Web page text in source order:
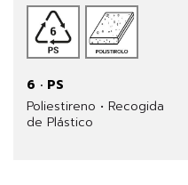
6 · PS
Poliestireno • Recogida
de Plástico